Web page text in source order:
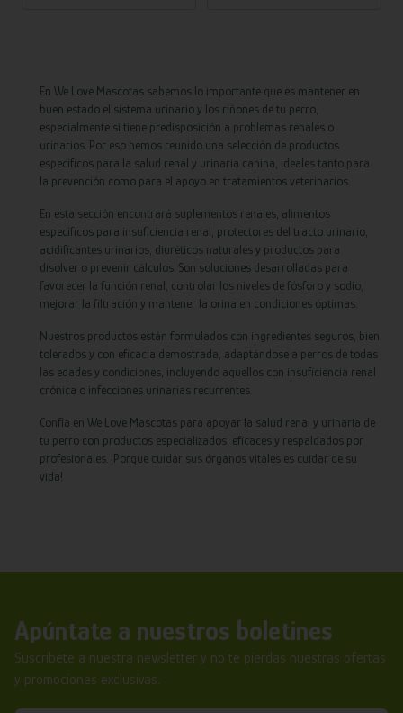
En We Love Mascotas sabemos lo importante que es mantener en
buen estado el sistema urinario y los riñones de tu perro,
especialmente si tiene predisposición a problemas renales o
urinarios. Por eso hemos reunido una selección de productos
específicos para la salud renal y urinaria canina, ideales tanto para
la prevención como para el apoyo en tratamientos veterinarios.
En esta sección encontrará suplementos renales, alimentos
específicos para insuficiencia renal, protectores del tracto urinario,
acidificantes urinarios, diuréticos naturales y productos para
disolver o prevenir cálculos. Son soluciones desarrolladas para
favorecer la función renal, controlar los niveles de fósforo y sodio,
mejorar la filtración y mantener la orina en condiciones óptimas.
Nuestros productos están formulados con ingredientes seguros, bien
tolerados y con eficacia demostrada, adaptándose a perros de todas
las edades y condiciones, incluyendo aquellos con insuficiencia renal
crónica o infecciones urinarias recurrentes.
Confía en We Love Mascotas para apoyar la salud renal y urinaria de
tu perro con productos especializados, eficaces y respaldados por
profesionales. ¡Porque cuidar sus órganos vitales es cuidar de su
vida!
Apúntate a nuestros boletines
Suscríbete a nuestra newsletter y no te pierdas nuestras ofertas
y promociones exclusivas.